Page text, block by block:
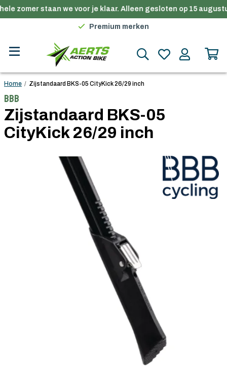
zomer staan we voor je klaar. Alleen gesloten op 15
Gratis verzending in België vanaf €100
Premium merken
Gratis verzending in België vanaf €100
Home / Zijstandaard BKS-05 CityKick 26/29 inch
BBB
Zijstandaard BKS-05
CityKick 26/29 inch